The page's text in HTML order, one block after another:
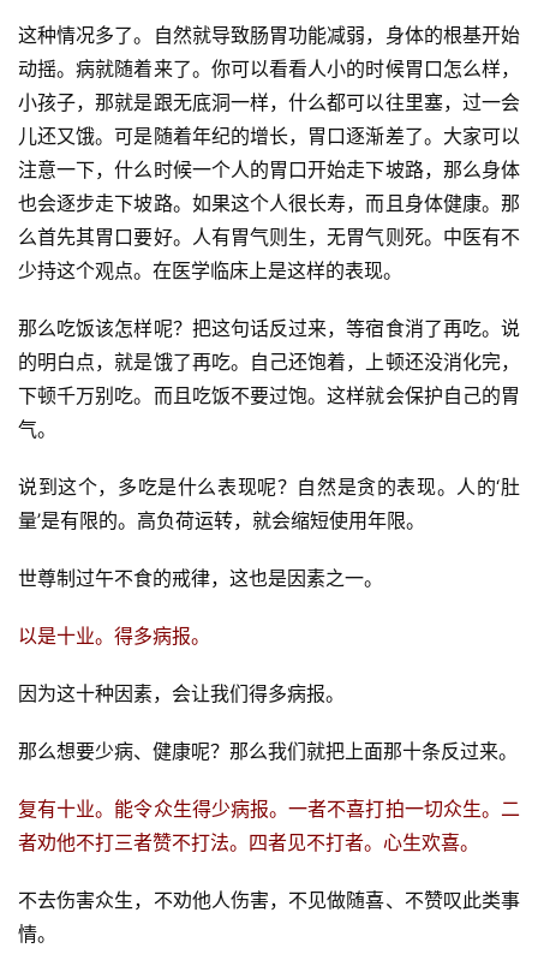
这种情况多了。自然就导致肠胃功能减弱，身体的根基开始
动摇。病就随着来了。你可以看看人小的时候胃口怎么样，
小孩子，那就是跟无底洞一样，什么都可以往里塞，过一会
儿还又饿。可是随着年纪的增长，胃口逐渐差了。大家可以
注意一下，什么时候一个人的胃口开始走下坡路，那么身体
也会逐步走下坡路。如果这个人很长寿，而且身体健康。那
么首先其胃口要好。人有胃气则生，无胃气则死。中医有不
少持这个观点。在医学临床上是这样的表现。
那么吃饭该怎样呢？把这句话反过来，等宿食消了再吃。说
的明白点，就是饿了再吃。自己还饱着，上顿还没消化完，
下顿千万别吃。而且吃饭不要过饱。这样就会保护自己的胃
气。
说到这个，多吃是什么表现呢？自然是贪的表现。人的‘肚
量’是有限的。高负荷运转，就会缩短使用年限。
世尊制过午不食的戒律，这也是因素之一。
以是十业。得多病报。
因为这十种因素，会让我们得多病报。
那么想要少病、健康呢？那么我们就把上面那十条反过来。
复有十业。能令众生得少病报。一者不喜打拍一切众生。二
者劝他不打三者赞不打法。四者见不打者。心生欢喜。
不去伤害众生，不劝他人伤害，不见做随喜、不赞叹此类事
情。